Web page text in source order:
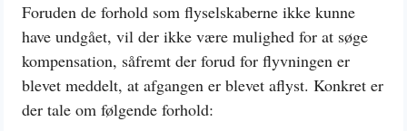
Foruden de forhold som flyselskaberne ikke kunne
have undgået, vil der ikke være mulighed for at søge
kompensation, såfremt der forud for flyvningen er
blevet meddelt, at afgangen er blevet aflyst. Konkret er
der tale om følgende forhold: